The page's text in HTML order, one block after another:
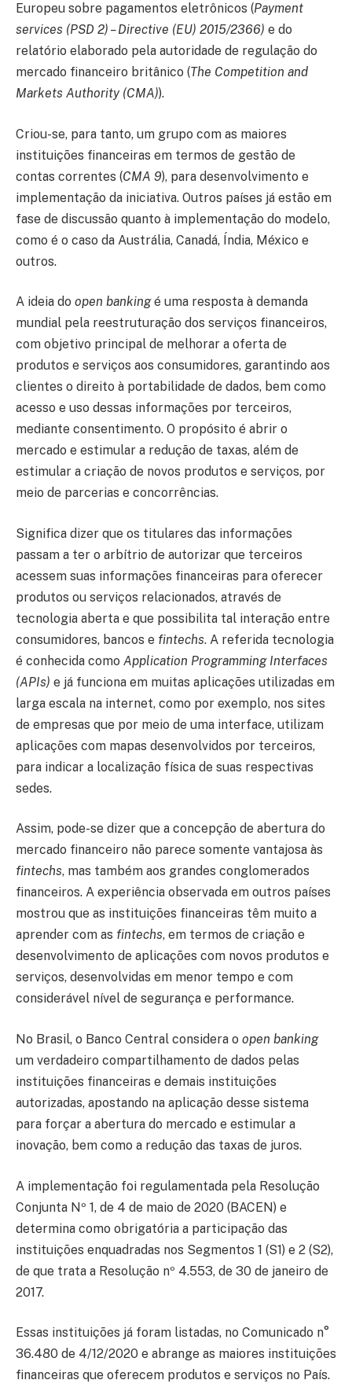
Europeu sobre pagamentos eletrônicos (Payment
services (PSD 2) – Directive (EU) 2015/2366) e do
relatório elaborado pela autoridade de regulação do
mercado financeiro britânico (The Competition and
Markets Authority (CMA)).
Criou-se, para tanto, um grupo com as maiores
instituições financeiras em termos de gestão de
contas correntes (CMA 9), para desenvolvimento e
implementação da iniciativa. Outros países já estão em
fase de discussão quanto à implementação do modelo,
como é o caso da Austrália, Canadá, Índia, México e
outros.
A ideia do open bankingé uma resposta à demanda
mundial pela reestruturação dos serviços financeiros,
com objetivo principal de melhorar a oferta de
produtos e serviços aos consumidores, garantindo aos
clientes o direito à portabilidade de dados, bem como
acesso e uso dessas informações por terceiros,
mediante consentimento. O propósito é abrir o
mercado e estimular a redução de taxas, além de
estimular a criação de novos produtos e serviços, por
meio de parcerias e concorrências.
Significa dizer que os titulares das informações
passam a ter o arbítrio de autorizar que terceiros
acessem suas informações financeiras para oferecer
produtos ou serviços relacionados, através de
tecnologia aberta e que possibilita tal interação entre
consumidores, bancos e fintechs. A referida tecnologia
é conhecida como Application Programming Interfaces
(APIs) e já funciona em muitas aplicações utilizadas em
larga escala na internet, como por exemplo, nos sites
de empresas que por meio de uma interface, utilizam
aplicações com mapas desenvolvidos por terceiros,
para indicar a localização física de suas respectivas
sedes.
Assim, pode-se dizer que a concepção de abertura do
mercado financeiro não parece somente vantajosa às
fintechs, mas também aos grandes conglomerados
financeiros. A experiência observada em outros países
mostrou que as instituições financeiras têm muito a
aprender com as fintechs, em termos de criação e
desenvolvimento de aplicações com novos produtos e
serviços, desenvolvidas em menor tempo e com
considerável nível de segurança e performance.
No Brasil, o Banco Central considera o open banking
um verdadeiro compartilhamento de dados pelas
instituições financeiras e demais instituições
autorizadas, apostando na aplicação desse sistema
para forçar a abertura do mercado e estimular a
inovação, bem como a redução das taxas de juros.
A implementação foi regulamentada pela Resolução
Conjunta Nº 1, de 4 de maio de 2020 (BACEN) e
determina como obrigatória a participação das
instituições enquadradas nos Segmentos 1 (S1) e 2 (S2),
de que trata a Resolução nº 4.553, de 30 de janeiro de
2017.
Essas instituições já foram listadas, no Comunicado n°
36.480 de 4/12/2020 e abrange as maiores instituições
financeiras que oferecem produtos e serviços no País.